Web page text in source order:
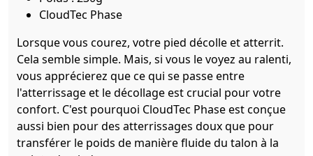
CloudTec Phase
Lorsque vous courez, votre pied décolle et atterrit.
Cela semble simple. Mais, si vous le voyez au ralenti,
vous apprécierez que ce qui se passe entre
l'atterrissage et le décollage est crucial pour votre
confort. C'est pourquoi CloudTec Phase est conçue
aussi bien pour des atterrissages doux que pour
transférer le poids de manière fluide du talon à la